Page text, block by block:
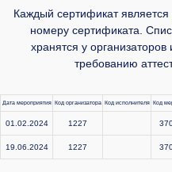
Каждый сертификат
номеру сертификата.
хранятся у
требованию
Дата мероприятия Код организатора Код исполнителя Код
01.02.2024 1227
19.06.2024 1227